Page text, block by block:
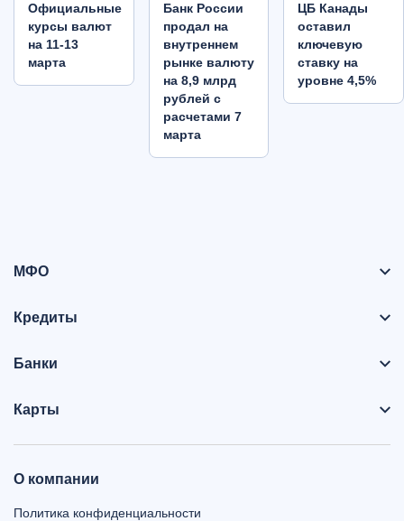
Oфициальные
курсы валют
на 11-13
марта
Банк России
продал на
внутреннем
рынке валюту
на 8,9 млрд
рублей с
расчетами 7
марта
ЦБ Канады
оставил
ключевую
ставку на
уровне 4,5%
МФО
Кредиты
Банки
Карты
О компании
Политика конфиденциальности